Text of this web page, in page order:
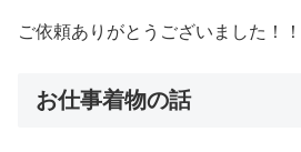
ご依頼ありがとうございました！！
お仕事着物の話